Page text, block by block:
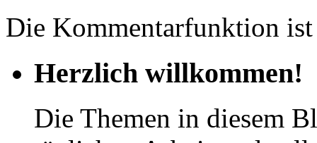
Die Kommentarfunktion ist
Herzlich willkommen!
Die Themen in diesem